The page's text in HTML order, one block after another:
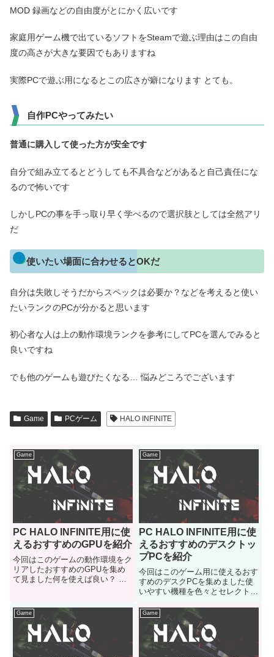
MOD 録画などの自由度がとにかく広いです
家庭用ゲーム機で出ているソフトをSteamで遊ぶ理由はこの自由
度の高さが大きな要因でもありますね
実際PCで遊ぶ用になるとこの広さが癖になります とても。
自作PCやってみたい
普通に購入して使った方が安全です
自分で組み立てるとどうしても不具合などがあると自己責任にな
るので怖いです
しかしPCの事を手っ取り早く学べるので選択肢としては全然アリ
だ
使いたい場面に合わせるとOKだ
自分は失敗しそうだからスペックは必要か？などを考えると使い
たいランクのPCが分かると思います
初心者な人は上の動作環境ランクを参考にしてPCを選んでみると
良いですね
でも他のゲームも遊びたくなる… 悩みどころでございます
Game PCゲーム HALO INFINITE
Game
PC HALO INFINITE用に使
えるおすすめのGPUを紹介
今回はこのゲームの動作環境をク
リアしたおすすめのGPUを集め
て見ました何を使えば良い？ 目
Game
PC HALO INFINITE用に使
えるおすすめのデスクトッ
プPCを紹介
今回はこのゲーム用に使えるおす
すめのデスクPCを集めました使
いやすい機種を色々とセレクトし
Game Game